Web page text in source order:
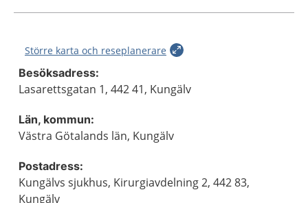
Större karta och reseplanerare
Besöksadress:
Lasarettsgatan 1, 442 41, Kungälv
Län, kommun:
Västra Götalands län, Kungälv
Postadress:
Kungälvs sjukhus, Kirurgiavdelning 2, 442 83,
Kungälv